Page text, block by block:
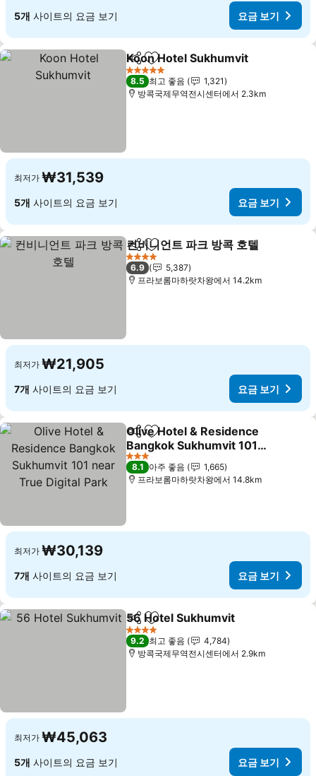
5개 사이트의 요금 보기 요금 보기
공유 즐겨찾기에 추가
Koon Hotel Sukhumvit
5 성급
8.5 최고 좋음
1,321
방콕국제무역전시센터에서 2.3km
최저가 ₩31,539
5개 사이트의 요금 보기 요금 보기
공유 즐겨찾기에 추가
컨비니언트 파크 방콕 호텔
4 성급
6.9
5,387
프라보롬마하랏차왕에서 14.2km
최저가 ₩21,905
7개 사이트의 요금 보기 요금 보기
공유 즐겨찾기에 추가
Olive Hotel & Residence
Bangkok Sukhumvit 101
near True Digital Park
3 성급
8.1 아주 좋음
1,665
프라보롬마하랏차왕에서 14.8km
최저가 ₩30,139
7개 사이트의 요금 보기 요금 보기
공유 즐겨찾기에 추가
56 Hotel Sukhumvit
4 성급
9.2 최고 좋음
4,784
방콕국제무역전시센터에서 2.9km
최저가 ₩45,063
5개 사이트의 요금 보기 요금 보기